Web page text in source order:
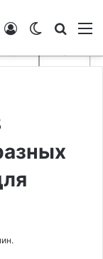
Switch skin
Войти